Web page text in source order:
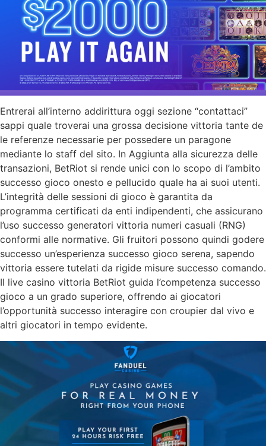
Entrerai all’interno addirittura oggi sezione “contattaci”
sappi quale troverai una grossa decisione vittoria tante de
le referenze necessarie per possedere un paragone
mediante lo staff del sito. In Aggiunta alla sicurezza delle
transazioni, BetRiot si rende unici con lo scopo di l’ambito
successo gioco onesto e pellucido quale ha ai suoi utenti.
L’integrità delle sessioni di gioco è garantita da
programma certificati da enti indipendenti, che assicurano
l’uso successo generatori vittoria numeri casuali (RNG)
conformi alle normative. Gli fruitori possono quindi godere
successo un’esperienza successo gioco serena, sapendo
vittoria essere tutelati da rigide misure successo comando.
Il live casino vittoria BetRiot guida l’competenza successo
gioco a un grado superiore, offrendo ai giocatori
l’opportunità successo interagire con croupier dal vivo e
altri giocatori in tempo evidente.